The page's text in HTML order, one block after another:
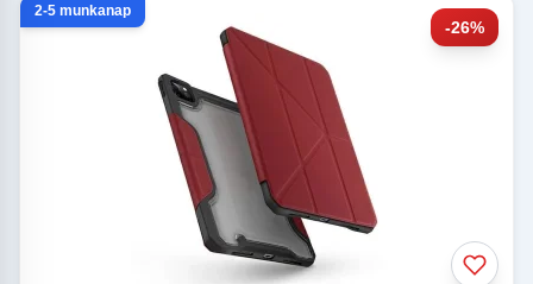
-26%
2-5 munkanap